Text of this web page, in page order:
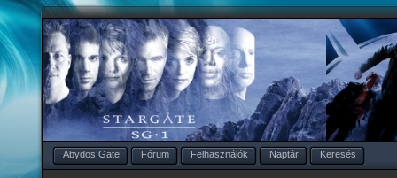
Abydos Gate Fórum Felhasználók Naptár Keresés